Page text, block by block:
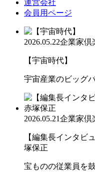
運営会社
会員用ページ
2026.05.22企業家倶
【宇宙時代】
宇宙産業のビッグ
2026.05.21企業家倶
【編集長インタ
塚保正
宝ものの従業員を